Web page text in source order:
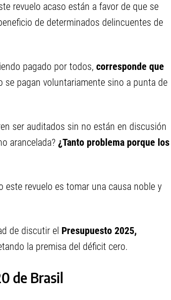
revuelo acaso están a favor de que se
de determinados delincuentes de
pagado por todos, corresponde que
se pagan voluntariamente sino a punta de
ser auditados sin no están en discusión
arancelada? ¿Tanto problema porque los
este revuelo es tomar una causa noble y
de discutir el Presupuesto 2025,
la premisa del déficit cero.
de Brasil